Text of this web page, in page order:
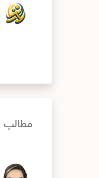
مطالب